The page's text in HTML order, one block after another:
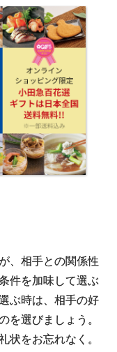
、相手との関係性
件を加味して選ぶ
ぶ時は、相手の好
を選びましょう。
状をお忘れなく。